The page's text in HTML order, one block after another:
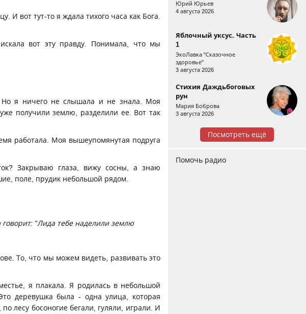
И вот тут-то я ждала тихого часа как Бога.
вот эту правду. Понимала, что мы
Но я ничего не слышала и не знала. Моя
получили землю, разделили ее. Вот так
работала. Моя вышеупомянутая подруга
Закрываю глаза, вижу сосны, а знаю
поле, прудик небольшой рядом.
"Лида тебе наделили землю
То, что мы можем видеть, развивать это
я плакала. Я родилась в небольшой
деревушка была - одна улица, которая
лесу босоногие бегали, гуляли, играли. И
Юрий Юрьев
4 августа 2026
Яблочный уксус. Часть
1
ЭкоЛавка "Сказочное
здоровье"
3 августа 2026
Стихия Даждьбоговых
рун
Мария Боброва
3 августа 2026
Посмотреть ещё
Помочь радио